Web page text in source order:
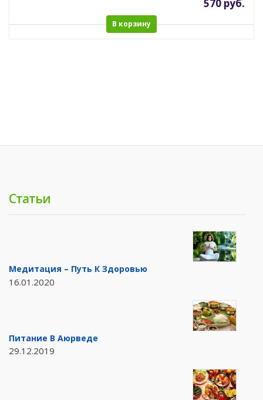
570 руб.
В корзину
Статьи
Медитация – Путь К Здоровью
16.01.2020
Питание В Аюрведе
29.12.2019